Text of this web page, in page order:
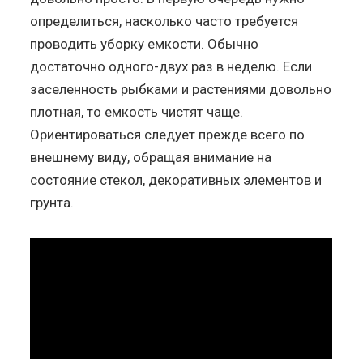
определиться, насколько часто требуется
проводить уборку емкости. Обычно
достаточно одного-двух раз в неделю. Если
заселенность рыбками и растениями довольно
плотная, то емкость чистят чаще.
Ориентироваться следует прежде всего по
внешнему виду, обращая внимание на
состояние стекол, декоративных элементов и
грунта.